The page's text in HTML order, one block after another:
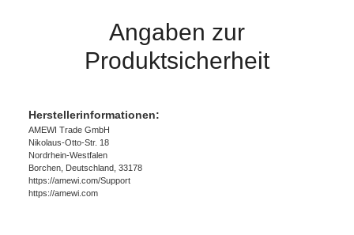
Angaben zur
Produktsicherheit
Herstellerinformationen:
AMEWI Trade GmbH
Nikolaus-Otto-Str. 18
Nordrhein-Westfalen
Borchen, Deutschland, 33178
https://amewi.com/Support
https://amewi.com